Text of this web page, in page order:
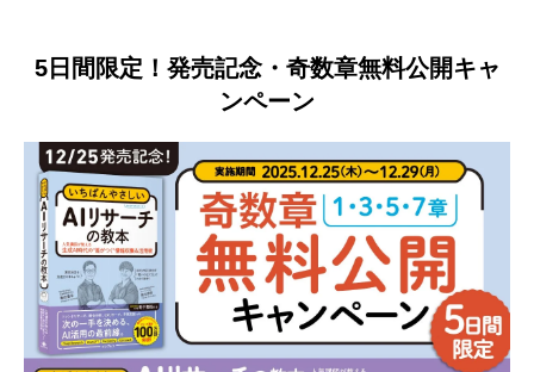
5日間限定！発売記念・奇数章無料公開キャ
ンペーン